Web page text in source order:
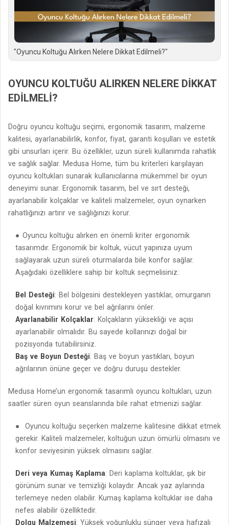
"Oyuncu Koltuğu Alırken Nelere Dikkat Edilmeli?"
OYUNCU KOLTUĞU ALIRKEN NELERE DIKKAT
EDILMELI?
Doğru oyuncu koltuğu seçimi, ergonomik tasarım, malzeme
kalitesi, ayarlanabilirlik, konfor, fiyat, garanti koşulları ve estetik
gibi unsurları içerir. Bu özellikler, uzun süreli kullanımda rahatlık
ve sağlık sağlar. Medusa Home, tüm bu kriterleri karşılayan
oyuncu koltukları sunarak kullanıcılarına mükemmel bir oyun
deneyimi sunar. Ergonomik tasarım, bel ve sırt desteği,
ayarlanabilir kolçaklar ve kaliteli malzemeler, oyun oynarken
rahatlığınızı artırır ve sağlığınızı korur.
Oyuncu koltuğu alırken en önemli kriter ergonomik
tasarımdır. Ergonomik bir koltuk, vücut yapınıza uyum
sağlayarak uzun süreli oturmalarda bile konfor sağlar.
Aşağıdaki özelliklere sahip bir koltuk seçmelisiniz:
Bel Desteği: Bel bölgesini destekleyen yastıklar, omurganın
doğal kıvrımını korur ve bel ağrılarını önler.
Ayarlanabilir Kolçaklar: Kolçakların yüksekliği ve açısı
ayarlanabilir olmalıdır. Bu sayede kollarınızı doğal bir
pozisyonda tutabilirsiniz.
Baş ve Boyun Desteği: Baş ve boyun yastıkları, boyun
ağrılarının önüne geçer ve doğru duruşu destekler.
Medusa Home’un ergonomik tasarımlı oyuncu koltukları, uzun
saatler süren oyun seanslarında bile rahat etmenizi sağlar.
Oyuncu koltuğu seçerken malzeme kalitesine dikkat etmek
gerekir. Kaliteli malzemeler, koltuğun uzun ömürlü olmasını ve
konfor seviyesinin yüksek olmasını sağlar.
Deri veya Kumaş Kaplama: Deri kaplama koltuklar, şık bir
görünüm sunar ve temizliği kolaydır. Ancak yaz aylarında
terlemeye neden olabilir. Kumaş kaplama koltuklar ise daha
nefes alabilir özelliktedir.
Dolgu Malzemesi: Yüksek yoğunluklu sünger veya hafızalı